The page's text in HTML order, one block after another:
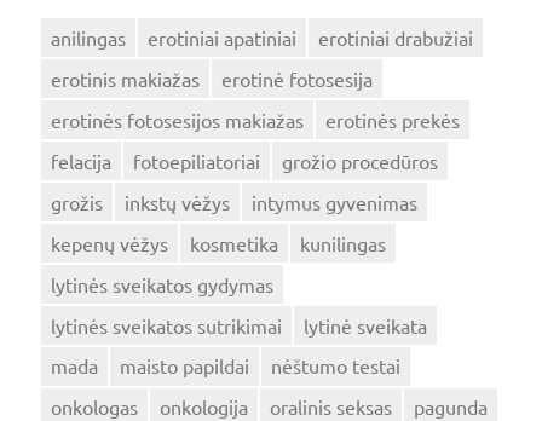
anilingas erotiniai apatiniai
erotiniai drabužiai
erotinis makiažas
erotinė fotosesija
erotinės fotosesijos makiažas
erotinės prekės
felacija
fotoepiliatoriai
grožio procedūros
grožis
inkstų vėžys
intymus gyvenimas
kepenų vėžys
kosmetika
kunilingas
lytinės sveikatos gydymas
lytinės sveikatos sutrikimai
lytinė sveikata
mada
maisto papildai
nėštumo testai
onkologas
onkologija oralinis seksas
pagunda